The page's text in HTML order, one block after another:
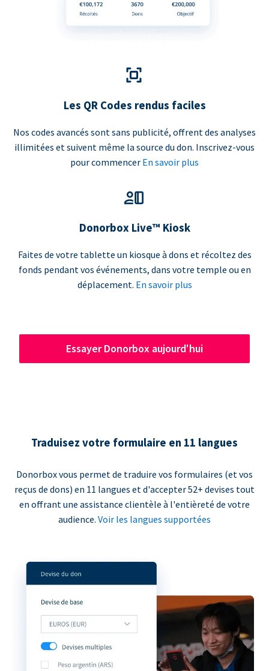
Les QR Codes rendus faciles
Nos codes avancés sont sans publicité, offrent des analyses
illimitées et suivent même la source du don. Inscrivez-vous
pour commencer En savoir plus
Donorbox Live™ Kiosk
Faites de votre tablette un kiosque à dons et récoltez des
fonds pendant vos événements, dans votre temple ou en
déplacement. En savoir plus
Essayer Donorbox aujourd'hui
Traduisez votre formulaire en 11 langues
Donorbox vous permet de traduire vos formulaires (et vos
reçus de dons) en 11 langues et d'accepter 52+ devises tout
en offrant une assistance clientèle à l'entièreté de votre
audience. Voir les langues supportées